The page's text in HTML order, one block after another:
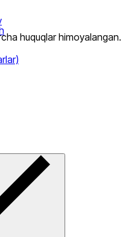
huquqlar himoyalangan.